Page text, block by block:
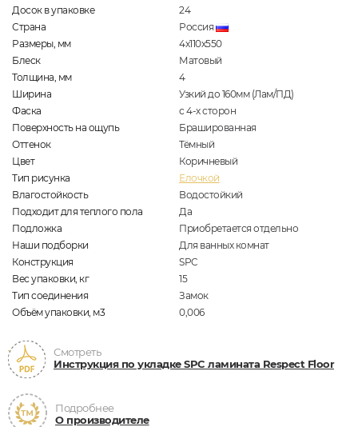
Досок в упаковке
24
Страна
Россия
Размеры, мм
4х110х550
Блеск
Матовый
Толщина, мм
4
Ширина
Узкий до 160мм (Лам/ПД)
Фаска
с 4-х сторон
Поверхность на ощупь
Брашированная
Оттенок
Тёмный
Цвет
Коричневый
Тип рисунка
Елочкой
Влагостойкость
Водостойкий
Подходит для теплого пола
Да
Подложка
Приобретается отдельно
Наши подборки
Для ванных комнат
Конструкция
SPC
Вес упаковки, кг
15
Тип соединения
Замок
Объём упаковки, м3
0,006
Смотреть
Инструкция по укладке SPC ламината Respect Floor
Подробнее
О производителе